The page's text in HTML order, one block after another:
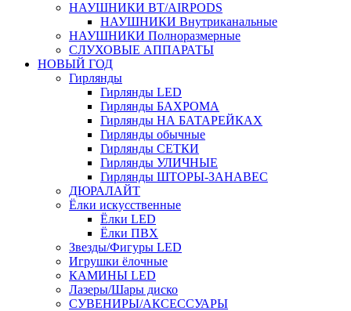
НАУШНИКИ BT/AIRPODS
НАУШНИКИ Внутриканальные
НАУШНИКИ Полноразмерные
СЛУХОВЫЕ АППАРАТЫ
НОВЫЙ ГОД
Гирлянды
Гирлянды LED
Гирлянды БАХРОМА
Гирлянды НА БАТАРЕЙКАХ
Гирлянды обычные
Гирлянды СЕТКИ
Гирлянды УЛИЧНЫЕ
Гирлянды ШТОРЫ-ЗАНАВЕС
ДЮРАЛАЙТ
Ёлки искусственные
Ёлки LED
Ёлки ПВХ
Звезды/Фигуры LED
Игрушки ёлочные
КАМИНЫ LED
Лазеры/Шары диско
СУВЕНИРЫ/АКСЕССУАРЫ